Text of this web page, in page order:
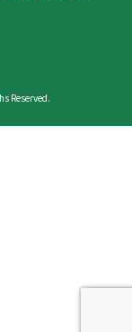
Reserved.